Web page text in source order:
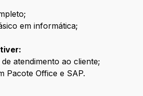
em informática;
atendimento ao cliente;
Pacote Office e SAP.